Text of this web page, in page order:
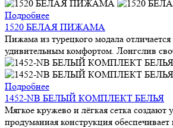
Подробнее
1520 БЕЛАЯ ПИЖАМА
Пижама из турецкого модала
удивительным комфортом. Лонгслив
Подробнее
1452-NB БЕЛЫЙ КОМПЛЕКТ БЕЛЬЯ
Мягкое кружево и лёгкая сетка создают
продуманная конструкция обеспечивает